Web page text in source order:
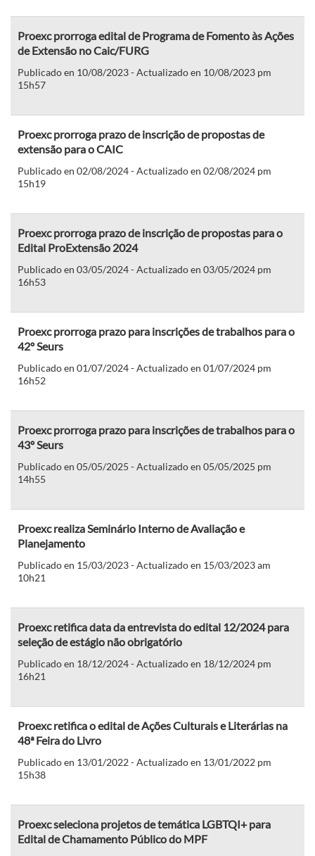
Proexc prorroga edital de Programa de Fomento às Ações
de Extensão no Caic/FURG
Publicado en 10/08/2023 - Actualizado en 10/08/2023 pm
15h57
Proexc prorroga prazo de inscrição de propostas de
extensão para o CAIC
Publicado en 02/08/2024 - Actualizado en 02/08/2024 pm
15h19
Proexc prorroga prazo de inscrição de propostas para o
Edital ProExtensão 2024
Publicado en 03/05/2024 - Actualizado en 03/05/2024 pm
16h53
Proexc prorroga prazo para inscrições de trabalhos para o
42º Seurs
Publicado en 01/07/2024 - Actualizado en 01/07/2024 pm
16h52
Proexc prorroga prazo para inscrições de trabalhos para o
43º Seurs
Publicado en 05/05/2025 - Actualizado en 05/05/2025 pm
14h55
Proexc realiza Seminário Interno de Avaliação e
Planejamento
Publicado en 15/03/2023 - Actualizado en 15/03/2023 am
10h21
Proexc retifica data da entrevista do edital 12/2024 para
seleção de estágio não obrigatório
Publicado en 18/12/2024 - Actualizado en 18/12/2024 pm
16h21
Proexc retifica o edital de Ações Culturais e Literárias na
48ª Feira do Livro
Publicado en 13/01/2022 - Actualizado en 13/01/2022 pm
15h38
Proexc seleciona projetos de temática LGBTQI+ para
Edital de Chamamento Público do MPF